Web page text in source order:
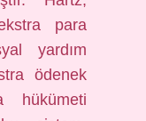
para
yardım
ödenek
hükümeti